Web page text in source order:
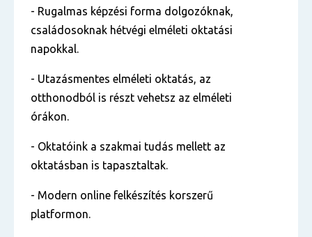
- Rugalmas képzési forma dolgozóknak,
családosoknak hétvégi elméleti oktatási
napokkal.
- Utazásmentes elméleti oktatás, az
otthonodból is részt vehetsz az elméleti
órákon.
- Oktatóink a szakmai tudás mellett az
oktatásban is tapasztaltak.
- Modern online felkészítés korszerű
platformon.